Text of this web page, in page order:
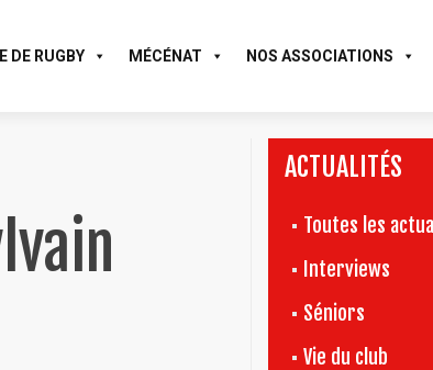
DE RUGBY MÉCÉNAT NOS ASSOCIATIONS
ACTUALITÉS
Toutes les
Interviews
Séniors
Vie du club